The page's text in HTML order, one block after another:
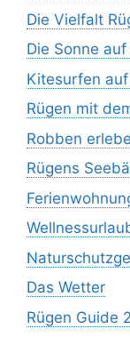
Die Vielfalt
Die Sonne auf
Kitesurfen auf
Rügen mit
Robben
Rügens
Das Wetter
Rügen Guide